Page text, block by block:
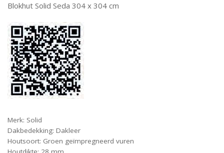
Blokhut Solid Seda 304 x 304 cm
Merk: Solid
Dakbedekking: Dakleer
Houtsoort: Groen geïmpregneerd vuren